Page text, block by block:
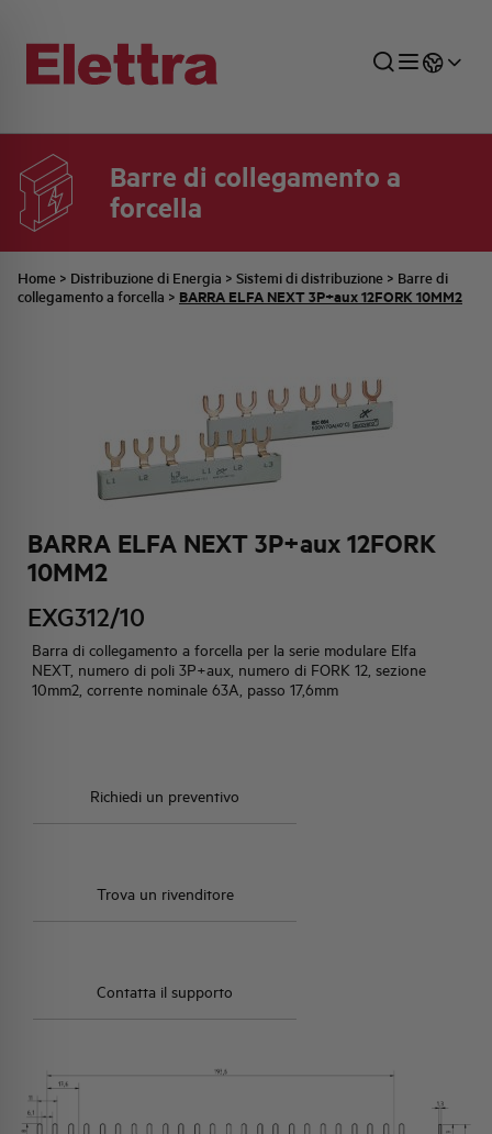
Barre di collegamento a
forcella
Home > Distribuzione di Energia > Sistemi di distribuzione > Barre di
collegamento a forcella > BARRA ELFA NEXT 3P+aux 12FORK 10MM2
BARRA ELFA NEXT 3P+aux 12FORK
10MM2
EXG312/10
Barra di collegamento a forcella per la serie modulare Elfa
NEXT, numero di poli 3P+aux, numero di FORK 12, sezione
10mm2, corrente nominale 63A, passo 17,6mm
Richiedi un preventivo
Trova un rivenditore
Contatta il supporto
SETTORI
INDUSTRIALE
DISTRIBUZIONE DI ENERGIA
AUTOMAZIONE INDUSTRIALE
ELEMENTO
RETE COMMERCIALE
UFFICIO TECNICO
PREVENTIVAZIONE
COMMESSE QUADRI
AZIENDA
FAMIGLIA BELLINI
IDENTITÀ AZIENDALE
HQ & TEAM
ATTIVITÀ E MERCATI
IMPEGNO SOCIALE
TUTTE LE NEWS
ULTIME NOTIZIE ISTITUZIONALI
EVENTI
JOB CAREERS
PARTNER